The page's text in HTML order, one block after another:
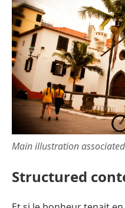
Main illustration
Structured